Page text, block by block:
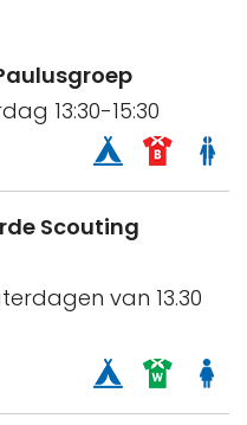
13:30-15:30
Scouting
van 13.30